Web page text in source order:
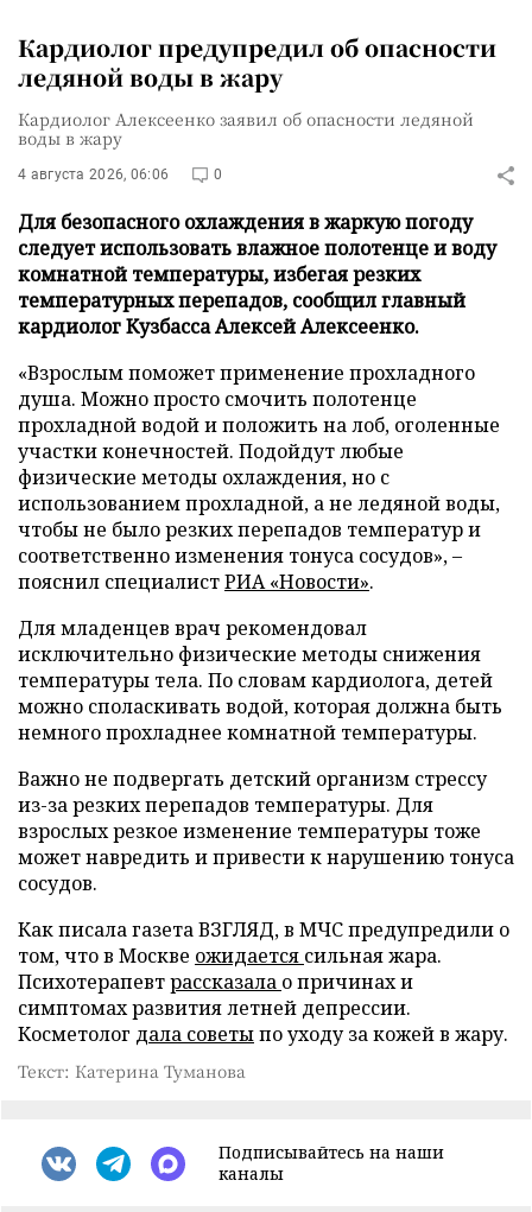
Кардиолог предупредил об опасности
ледяной воды в жару
Кардиолог Алексеенко заявил об опасности ледяной
воды в жару
4 августа 2026, 06:06 0
Для безопасного охлаждения в жаркую погоду
следует использовать влажное полотенце и воду
комнатной температуры, избегая резких
температурных перепадов, сообщил главный
кардиолог Кузбасса Алексей Алексеенко.
«Взрослым поможет применение прохладного
душа. Можно просто смочить полотенце
прохладной водой и положить на лоб, оголенные
участки конечностей. Подойдут любые
физические методы охлаждения, но с
использованием прохладной, а не ледяной воды,
чтобы не было резких перепадов температур и
соответственно изменения тонуса сосудов», –
пояснил специалистРИА «Новости».
Для младенцев врач рекомендовал
исключительно физические методы снижения
температуры тела. По словам кардиолога, детей
можно споласкивать водой, которая должна быть
немного прохладнее комнатной температуры.
Важно не подвергать детский организм стрессу
из-за резких перепадов температуры. Для
взрослых резкое изменение температуры тоже
может навредить и привести к нарушению тонуса
сосудов.
Как писала газета ВЗГЛЯД, в МЧС предупредили о
том, что в Москве ожидается сильная жара.
Психотерапевтрассказала о причинах и
симптомах развития летней депрессии.
Косметолог дала советыпо уходу за кожей в жару.
Текст: Катерина Туманова
Подписывайтесь на наши
каналы